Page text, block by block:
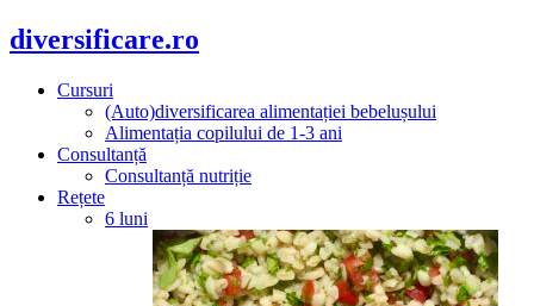
diversificare.ro
Cursuri
(Auto)diversificarea alimentației bebelușului
Alimentația copilului de 1-3 ani
Consultanță
Consultanță nutriție
Rețete
6 luni